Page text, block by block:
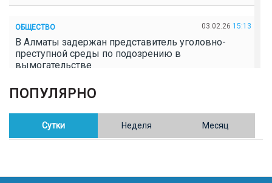
ОБЩЕСТВО 03.02.26 15:13
В Алматы задержан представитель уголовно-
преступной среды по подозрению в
вымогательстве
ОБЩЕСТВО
Полицейские пресекли незаконное выращивание
конопли в Таразе
ПОПУЛЯРНО
Сутки Неделя Месяц